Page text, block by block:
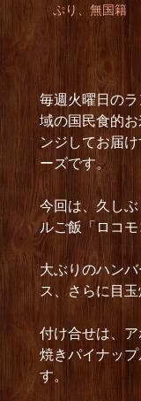
ぷり、無国籍
毎週火曜日の
域の国民食的
ンジしてお届
ーズです。
今回は、久し
ルご飯「ロコモ
大ぶりのハン
ス、さらに目玉
付け合せは、ア
焼きパイナッ
す。